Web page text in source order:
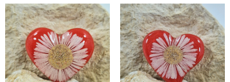
Kitűző
Ezüst ékszerek
Nyaklánc / Medál
Fülbevaló
Ékszer szett
Kitűző